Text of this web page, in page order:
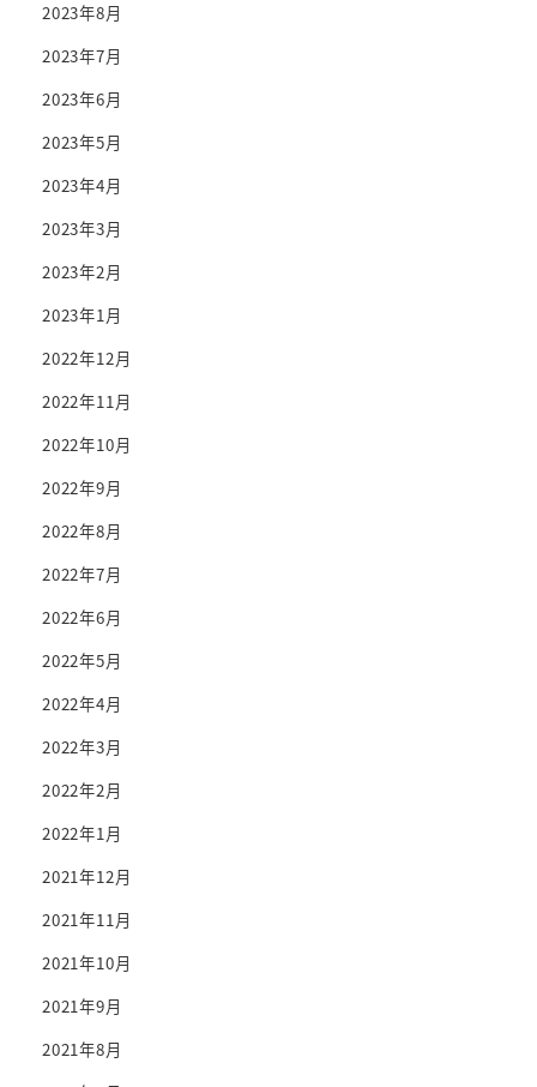
2023年8月
2023年7月
2023年6月
2023年5月
2023年4月
2023年3月
2023年2月
2023年1月
2022年12月
2022年11月
2022年10月
2022年9月
2022年8月
2022年7月
2022年6月
2022年5月
2022年4月
2022年3月
2022年2月
2022年1月
2021年12月
2021年11月
2021年10月
2021年9月
2021年8月